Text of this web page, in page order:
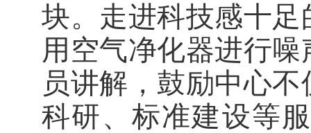
块。走进科技感十
用空气净化器进行
员讲解，鼓励中心
科研、标准建设等